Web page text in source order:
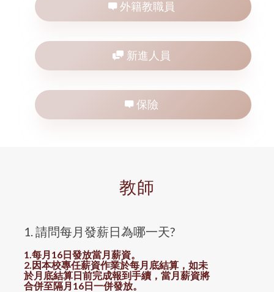
外籍教職員
新進人員
保險
教師
1. 請問每月發薪日為哪一天?
1.每月16日發放當月薪資。
2.因本校專任薪資作業於每月底結算，如未
於月底結算日前完成報到手續，當月薪資將
合併至隔月16日一併發放。